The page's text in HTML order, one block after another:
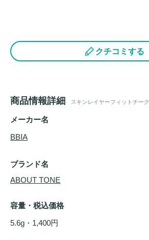
クチコミする
商品情報詳細 スキンレイヤーフィットチーク
メーカー名
BBIA
ブランド名
ABOUT TONE
容量・税込価格
5.6g・1,400円